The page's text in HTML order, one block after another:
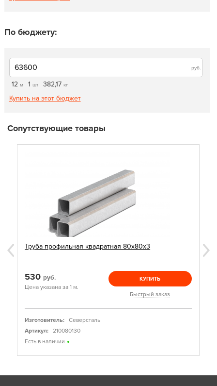
По бюджету:
руб.
12 м 1 шт 382,17 кг
Купить на этот бюджет
Сопутствующие товары
Труба профильная квадратная 80х80х3
530 руб.
Цена указана за 1 м.
КУПИТЬ
Быстрый заказ
Изготовитель:
Северсталь
Артикул:
210080130
Есть в наличии